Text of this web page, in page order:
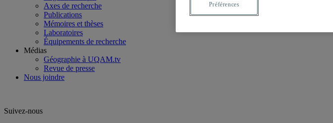
Axes de recherche
Publications
Mémoires et thèses
Laboratoires
Équipements de recherche
Médias
Géographie à UQAM.tv
Revue de presse
Nous joindre
Suivez-nous
Préférences